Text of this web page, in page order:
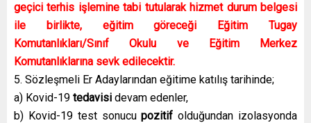
geçici terhis işlemine tabi tutularak hizmet durum belgesi
ile birlikte, eğitim göreceği Eğitim Tugay
Komutanlıkları/Sınıf Okulu ve Eğitim Merkez
Komutanlıklarına sevk edilecektir.
5. Sözleşmeli Er Adaylarından eğitime katılış tarihinde;
a) Kovid-19 tedavisi devam edenler,
b) Kovid-19 test sonucupozitifolduğundan izolasyonda